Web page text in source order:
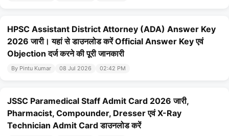
HPSC Assistant District Attorney (ADA) Answer Key
2026 जारी। यहां से डाउनलोड करें Official Answer Key एवं
Objection दर्ज करने की पूरी जानकारी
By Pintu Kumar 08 Jul 2026 02:42 PM
JSSC Paramedical Staff Admit Card 2026 जारी,
Pharmacist, Compounder, Dresser एवं X-Ray
Technician Admit Card डाउनलोड करें